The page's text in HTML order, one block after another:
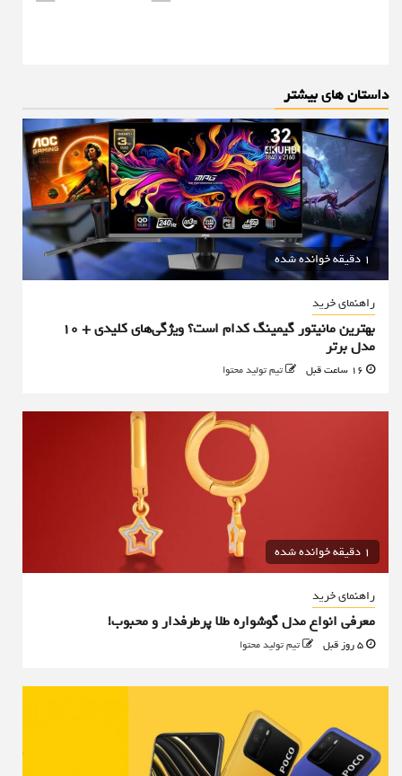
داستان های بیشتر
1 دقیقه خوانده شده
راهنمای خرید
بهترین مانیتور گیمینگ کدام است؟ ویژگی‌های کلیدی + 10
مدل برتر
تیم تولید محتوا
1 دقیقه خوانده شده
راهنمای خرید
معرفی انواع مدل گوشواره طلا پرطرفدار و محبوب!
تیم تولید محتوا